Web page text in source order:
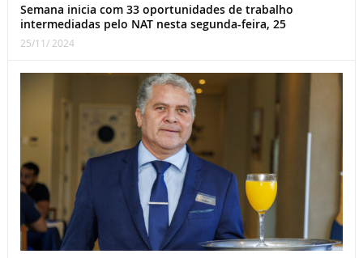
Semana inicia com 33 oportunidades de trabalho
intermediadas pelo NAT nesta segunda-feira, 25
25/11/ 2024